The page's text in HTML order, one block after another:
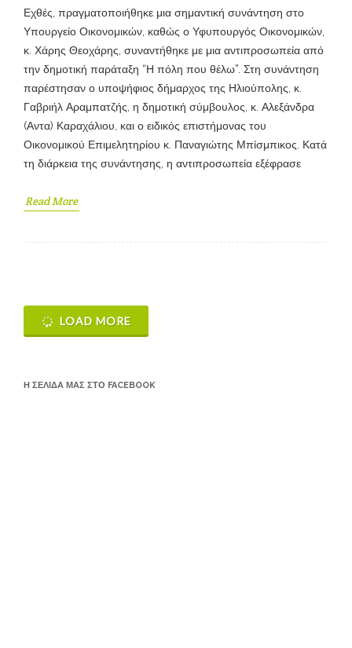
Εχθές, πραγματοποιήθηκε μια σημαντική συνάντηση στο
Υπουργείο Οικονομικών, καθώς ο Υφυπουργός Οικονομικών,
κ. Χάρης Θεοχάρης, συναντήθηκε με μια αντιπροσωπεία από
την δημοτική παράταξη “Η πόλη που θέλω”. Στη συνάντηση
παρέστησαν ο υποψήφιος δήμαρχος της Ηλιούπολης, κ.
Γαβριήλ Αραμπατζής, η δημοτική σύμβουλος, κ. Αλεξάνδρα
(Αντα) Καραχάλιου, και ο ειδικός επιστήμονας του
Οικονομικού Επιμελητηρίου κ. Παναγιώτης Μπίσμπικος. Κατά
τη διάρκεια της συνάντησης, η αντιπροσωπεία εξέφρασε
Read More
LOAD MORE
Η ΣΕΛΊΔΑ ΜΑΣ ΣΤΟ FACEBOOK